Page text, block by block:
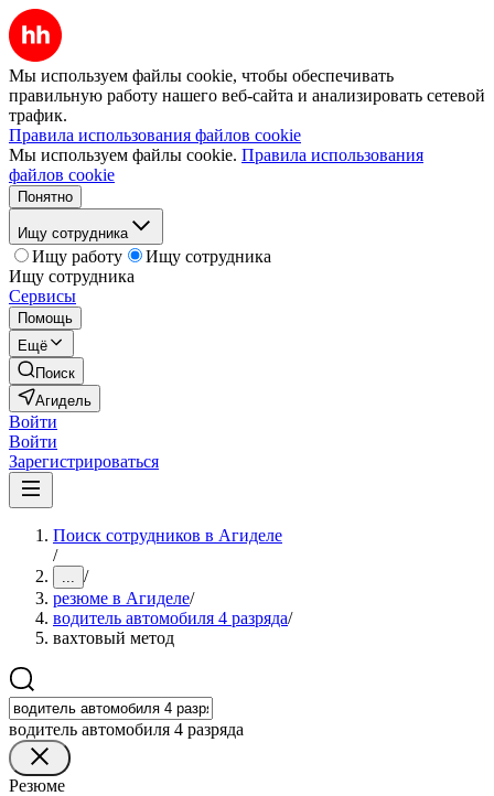
Мы используем файлы cookie, чтобы обеспечивать
правильную работу нашего веб-сайта и анализировать сетевой
трафик.
Правила использования файлов cookie
Мы используем файлы cookie. Правила использования
файлов cookie
Понятно
Ищу сотрудника
Ищу работу
Ищу сотрудника
Ищу сотрудника
Сервисы
Помощь
Ещё
Поиск
Агидель
Войти
Войти
Зарегистрироваться
Поиск сотрудников в Агиделе
/
... /
резюме в Агиделе/
водитель автомобиля 4 разряда/
вахтовый метод
водитель автомобиля 4 разряда
Резюме